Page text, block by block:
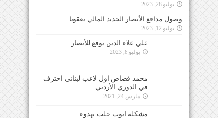
يوليو 28, 2023
وصول مدافع الأنصار الجديد المالي يعقوبا
يوليو 12, 2023
علي علاء الدين يوقع للأنصار
يوليو 8, 2023
محمد قصاص اول لاعب لبناني احترف
في الدوري الأردني
مارس 24, 2021
مشكلة ايوب حلت بهدوء